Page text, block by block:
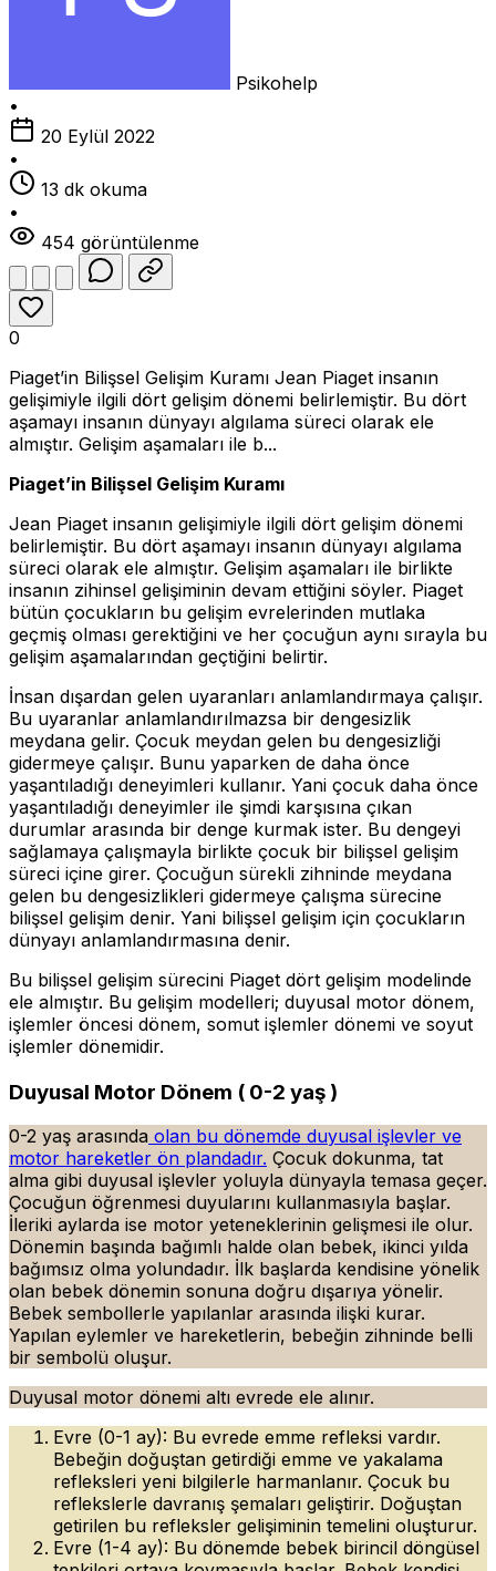
Psikohelp
•
20 Eylül 2022
•
13 dk okuma
•
454 görüntülenme
0
Piaget’in Bilişsel Gelişim Kuramı Jean Piaget insanın
gelişimiyle ilgili dört gelişim dönemi belirlemiştir. Bu dört
aşamayı insanın dünyayı algılama süreci olarak ele
almıştır. Gelişim aşamaları ile b...
Piaget’in Bilişsel Gelişim Kuramı
Jean Piaget insanın gelişimiyle ilgili dört gelişim dönemi
belirlemiştir. Bu dört aşamayı insanın dünyayı algılama
süreci olarak ele almıştır. Gelişim aşamaları ile birlikte
insanın zihinsel gelişiminin devam ettiğini söyler. Piaget
bütün çocukların bu gelişim evrelerinden mutlaka
geçmiş olması gerektiğini ve her çocuğun aynı sırayla bu
gelişim aşamalarından geçtiğini belirtir.
İnsan dışardan gelen uyaranları anlamlandırmaya çalışır.
Bu uyaranlar anlamlandırılmazsa bir dengesizlik
meydana gelir. Çocuk meydan gelen bu dengesizliği
gidermeye çalışır. Bunu yaparken de daha önce
yaşantıladığı deneyimleri kullanır. Yani çocuk daha önce
yaşantıladığı deneyimler ile şimdi karşısına çıkan
durumlar arasında bir denge kurmak ister. Bu dengeyi
sağlamaya çalışmayla birlikte çocuk bir bilişsel gelişim
süreci içine girer. Çocuğun sürekli zihninde meydana
gelen bu dengesizlikleri gidermeye çalışma sürecine
bilişsel gelişim denir. Yani bilişsel gelişim için çocukların
dünyayı anlamlandırmasına denir.
Bu bilişsel gelişim sürecini Piaget dört gelişim modelinde
ele almıştır. Bu gelişim modelleri; duyusal motor dönem,
işlemler öncesi dönem, somut işlemler dönemi ve soyut
işlemler dönemidir.
Duyusal Motor Dönem ( 0-2 yaş )
0-2 yaş arasında olan bu dönemde duyusal işlevler ve
motor hareketler ön plandadır. Çocuk dokunma, tat
alma gibi duyusal işlevler yoluyla dünyayla temasa geçer.
Çocuğun öğrenmesi duyularını kullanmasıyla başlar.
İleriki aylarda ise motor yeteneklerinin gelişmesi ile olur.
Dönemin başında bağımlı halde olan bebek, ikinci yılda
bağımsız olma yolundadır. İlk başlarda kendisine yönelik
olan bebek dönemin sonuna doğru dışarıya yönelir.
Bebek sembollerle yapılanlar arasında ilişki kurar.
Yapılan eylemler ve hareketlerin, bebeğin zihninde belli
bir sembolü oluşur.
Duyusal motor dönemi altı evrede ele alınır.
Evre (0-1 ay): Bu evrede emme refleksi vardır.
Bebeğin doğuştan getirdiği emme ve yakalama
refleksleri yeni bilgilerle harmanlanır. Çocuk bu
reflekslerle davranış şemaları geliştirir. Doğuştan
getirilen bu refleksler gelişiminin temelini oluşturur.
Evre (1-4 ay): Bu dönemde bebek birincil döngüsel